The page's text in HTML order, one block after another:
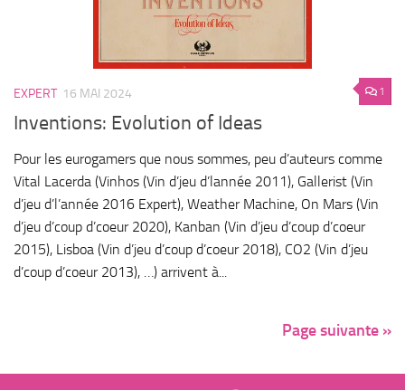
1
EXPERT 16 MAI 2024
Inventions: Evolution of Ideas
Pour les eurogamers que nous sommes, peu d’auteurs comme
Vital Lacerda (Vinhos (Vin d’jeu d’lannée 2011), Gallerist (Vin
d’jeu d’l’année 2016 Expert), Weather Machine, On Mars (Vin
d’jeu d’coup d’coeur 2020), Kanban (Vin d’jeu d’coup d’coeur
2015), Lisboa (Vin d’jeu d’coup d’coeur 2018), CO2 (Vin d’jeu
d’coup d’coeur 2013), …) arrivent à...
Page suivante »